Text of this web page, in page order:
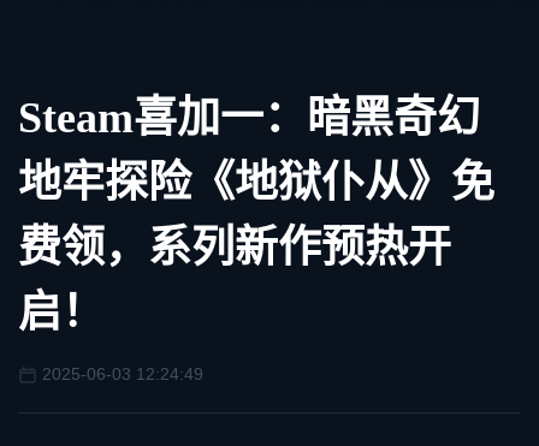
Steam喜加一：暗黑奇幻
地牢探险《地狱仆从》免
费领，系列新作预热开
启！
2025-06-03 12:24:49